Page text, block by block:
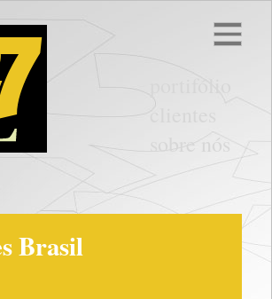
sobre nós
Brasil